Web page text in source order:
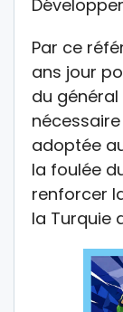
Par ce
ans jour
du général
adoptée
la foulée
renforcer
la Turquie